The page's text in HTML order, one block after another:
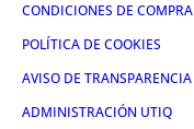
CONDICIONES DE COMPRA
POLÍTICA DE COOKIES
AVISO DE TRANSPARENCIA
ADMINISTRACIÓN UTIQ